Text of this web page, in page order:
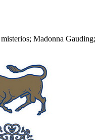
Madonna Gauding;